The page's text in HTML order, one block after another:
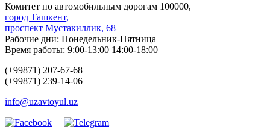
Комитет по автомобильным дорогам 100000,
город Ташкент,
проспект Мустакиллик, 68
Рабочие дни: Понедельник-Пятница
Время работы: 9:00-13:00 14:00-18:00
(+99871) 207-67-68
(+99871) 239-14-06
info@uzavtoyul.uz